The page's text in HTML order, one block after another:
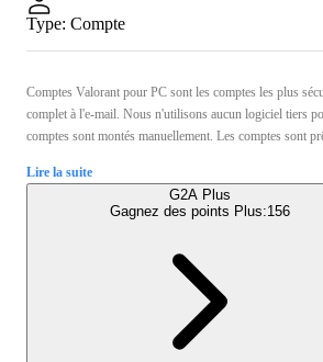
Type: Compte
Comptes Valorant pour PC sont les comptes les plus
complet à l'e-mail. Nous n'utilisons aucun logiciel tiers
comptes sont montés manuellement. Les comptes sont
Lire la suite
G2A Plus
Gagnez des points Plus:156